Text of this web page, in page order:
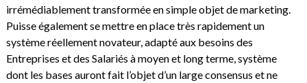
irrémédiablement transformée en simple objet de marketing.
Puisse également se mettre en place très rapidement un
système réellement novateur, adapté aux besoins des
Entreprises et des Salariés à moyen et long terme, système
dont les bases auront fait l’objet d’un large consensus et ne